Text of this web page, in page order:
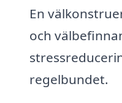
En
och
regelbundet.